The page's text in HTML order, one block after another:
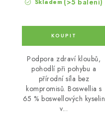
Skladem (>5 balení)
Podpora zdraví kloubů,
pohodlí při pohybu a
přírodní síla bez
kompromisů. Boswellia s
65 % boswellových kyselin
v...